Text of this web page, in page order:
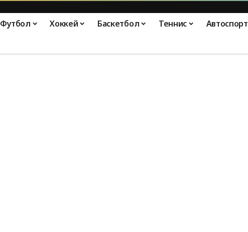
Футбол Хоккей Баскетбол Теннис Автоспорт